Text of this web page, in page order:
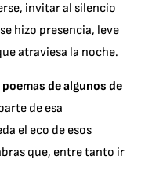
invitar al silencio
hizo presencia, leve
atraviesa la noche.
de algunos de
de esa
el eco de esos
que, entre tanto ir